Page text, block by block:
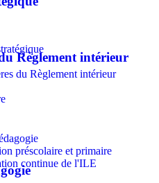
du Règlement intérieur
préscolaire et primaire
continue de l'ILE
Règlement intérieur